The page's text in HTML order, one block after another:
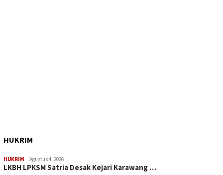
HUKRIM
HUKRIM Agustus 4, 2026
LKBH LPKSM Satria Desak Kejari Karawang …